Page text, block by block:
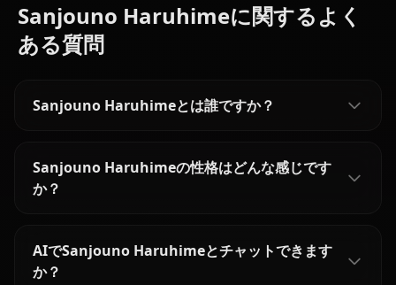
Sanjouno Haruhimeに関するよく
ある質問
Sanjouno Haruhimeとは誰ですか？
Sanjouno Haruhimeの性格はどんな感じです
か？
AIでSanjouno Haruhimeとチャットできます
か？